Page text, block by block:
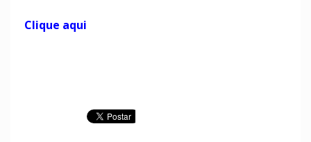
Clique aqui